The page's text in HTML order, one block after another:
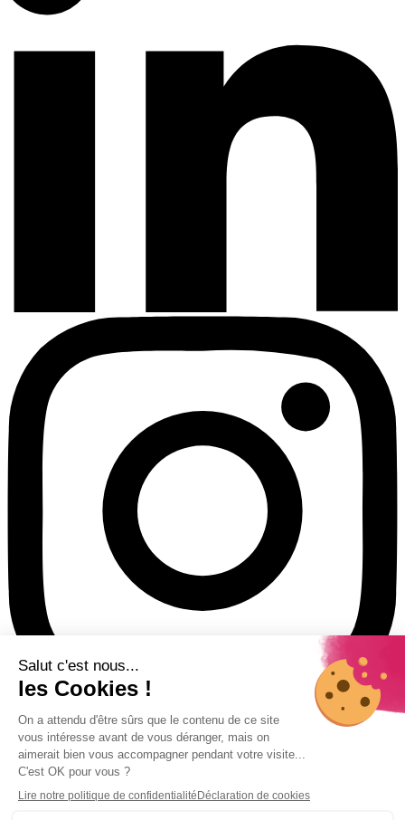
Presse
Jobs
Politique de cookies
Protection de données (RGPD)
Charte de gouvernance